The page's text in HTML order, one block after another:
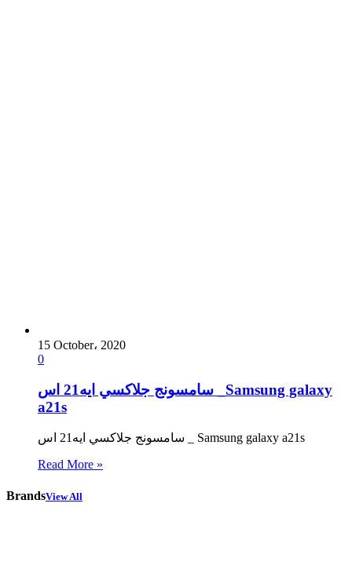
15 October، 2020
0
سامسونج جلاكسي ايه21 اس _Samsung galaxy
a21s
سامسونج جلاكسي ايه21 اس _ Samsung galaxy a21s
Read More »
BrandsView All